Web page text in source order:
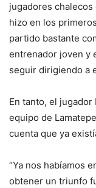
jugadores
hizo en los
partido bastante
entrenador joven y
seguir dirigiendo a
En tanto, el
equipo de
cuenta que ya
“Ya nos habíamos
obtener un triunfo